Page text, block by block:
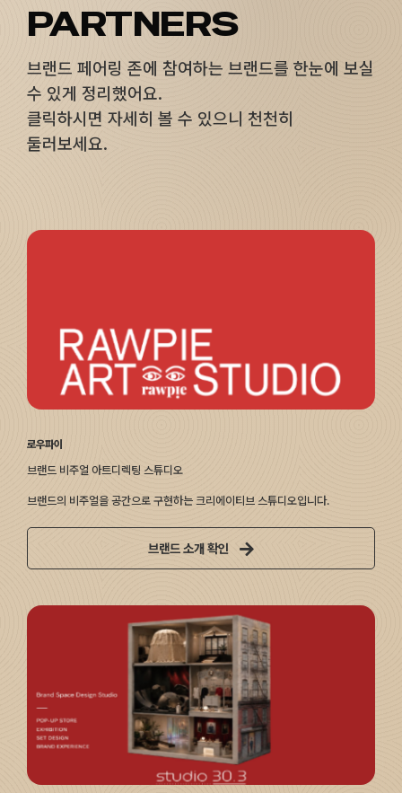
PARTNERS
브랜드 페어링 존에 참여하는 브랜드를 한눈에 보실
수 있게 정리했어요.
클릭하시면 자세히 볼 수 있으니 천천히
둘러보세요.
로우파이
브랜드 비주얼 아트디렉팅 스튜디오
브랜드의 비주얼을 공간으로 구현하는 크리에이티브 스튜디오입니다.
브랜드 소개 확인